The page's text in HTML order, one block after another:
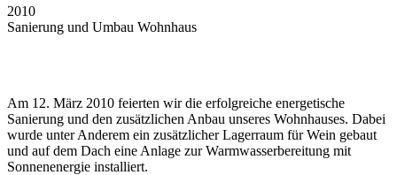
2010
Sanierung und Umbau Wohnhaus
Am 12. März 2010 feierten wir die erfolgreiche energetische
Sanierung und den zusätzlichen Anbau unseres Wohnhauses. Dabei
wurde unter Anderem ein zusätzlicher Lagerraum für Wein gebaut
und auf dem Dach eine Anlage zur Warmwasserbereitung mit
Sonnenenergie installiert.